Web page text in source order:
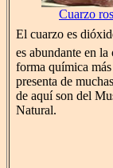
Cuarzo
El cuarzo es
es abundante en la
forma química
presenta de
de aquí son del
Natural.